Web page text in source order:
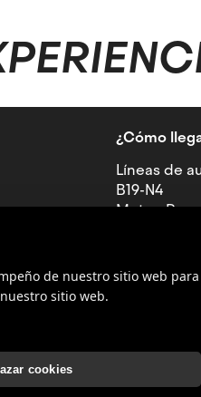
¿Cómo
Líneas de
B19-N4
Metro:
de nuestro sitio web
sitio web.
cookies